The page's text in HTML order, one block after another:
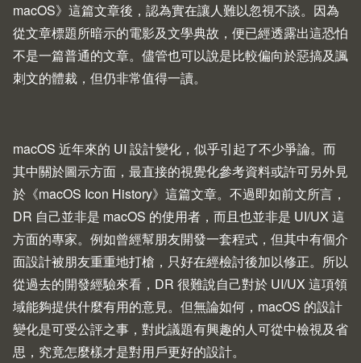
macOS》這篇文章後，認為實在讓人難以忽視不談。因為
從文章標題所暗示的電影及文學典故，便已經透露出這恐怕
不是一篇普通的文章。儘管也可以說是比較偏向於惡搞及諷
刺文的體裁，但仍非常值得一讀。
macOS 近年來的 UI 設計變化，似乎引起了不少爭論。而
其中關於圖示方面，最直接的視覺化參考資料或許可另外見
於《macOS Icon History》這篇文章。不過即如前文所言，
DR 自己並非是 macOS 的使用者，而且也並非是 UI/UX 這
方面的專家。例如曾經幫朋友開發一套程式，但其中有個介
面設計被朋友重重地打槍，只好在經檢討後加以修正。所以
從過去的開發經驗來看，DR 很難說自己對於 UI/UX 這項領
域能夠提供什麼有用的意見。但無論如何，macOS 的設計
變化是可受公評之事，對此議題有興趣的人可從中檢視及省
思，究竟怎麼樣才是對用戶更好的設計。